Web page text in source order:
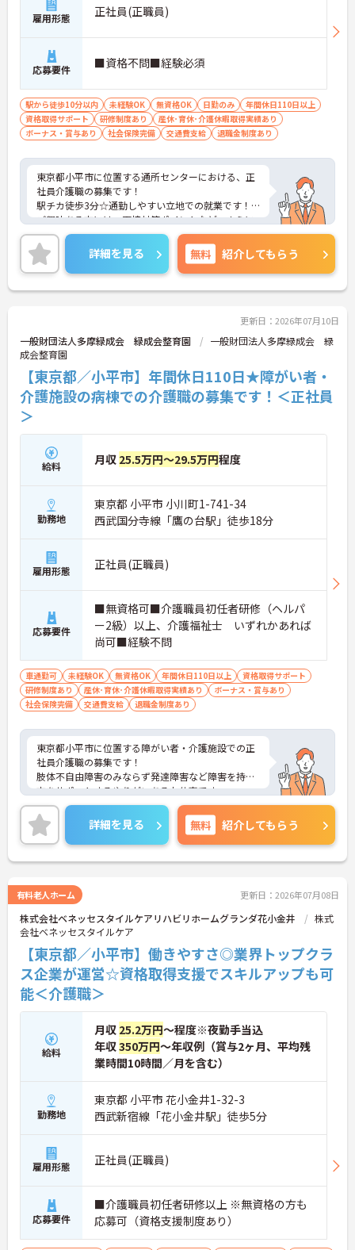
雇用形態 正社員(正職員)
応募要件 ■資格不問■経験必須
駅から徒歩10分以内 未経験OK 無資格OK 日勤のみ
年間休日110日以上
資格取得サポート
研修制度あり
産休･育休･介護休暇取得実績あり
ボーナス・賞与あり
社会保険完備 交通費支給 退職金制度あり
東京都小平市に位置する通所センターにおける、正
社員介護職の募集です！
駅チカ徒歩3分☆通勤しやすい立地での就業です！
ご興味ある方には、面接対策ポイントなど、さらに
詳細をお話しいたしますのでお気軽にご相談くださ
い。
詳細を見る 無料 紹介してもらう
更新日：2026年07月10日
一般財団法人多摩緑成会 緑成会整育園
一般財団法人多摩緑成会 緑
成会整育園
【東京都／小平市】年間休日110日★障がい者・
介護施設の病棟での介護職の募集です！＜正社員
＞
給料 月収 25.5万円～29.5万円程度
勤務地
東京都 小平市 小川町1-741-34
西武国分寺線「鷹の台駅」徒歩18分
雇用形態 正社員(正職員)
応募要件
■無資格可■介護職員初任者研修（ヘルパ
ー2級）以上、介護福祉士 いずれかあれば
尚可■経験不問
車通勤可 未経験OK 無資格OK 年間休日110日以上
資格取得サポート
研修制度あり
産休･育休･介護休暇取得実績あり
ボーナス・賞与あり
社会保険完備
交通費支給 退職金制度あり
東京都小平市に位置する障がい者・介護施設での正
社員介護職の募集です！
肢体不自由障害のみならず発達障害など障害を持つ
方をサポートするやりがいあるお仕事です。
ご興味のある方は是非お気軽にお問い合わせくださ
い。
詳細を見る 無料 紹介してもらう
有料老人ホーム 更新日：2026年07月08日
株式会社ベネッセスタイルケアリハビリホームグランダ花小金井
株式
会社ベネッセスタイルケア
【東京都／小平市】働きやすさ◎業界トップクラ
ス企業が運営☆資格取得支援でスキルアップも可
能＜介護職＞
給料
月収 25.2万円～程度※夜勤手当込
年収350万円～年収例（賞与2ヶ月、平均残
業時間10時間／月を含む）
勤務地
東京都 小平市 花小金井1-32-3
西武新宿線「花小金井駅」徒歩5分
雇用形態 正社員(正職員)
応募要件
■介護職員初任者研修以上 ※無資格の方も
応募可（資格支援制度あり）